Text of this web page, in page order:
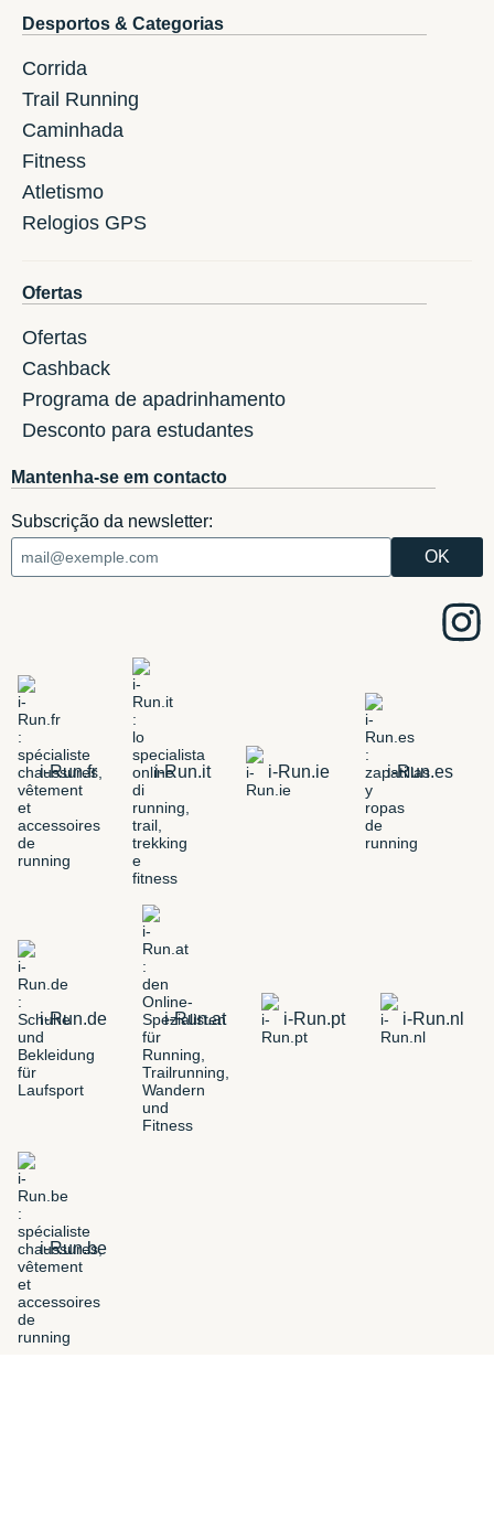
Desportos & Categorias
Corrida
Trail Running
Caminhada
Fitness
Atletismo
Relogios GPS
Ofertas
Ofertas
Cashback
Programa de apadrinhamento
Desconto para estudantes
Mantenha-se em contacto
Subscrição da newsletter:
i-Run.fr i-Run.it i-Run.ie i-Run.es
i-Run.de i-Run.at i-Run.pt i-Run.nl
i-Run.be